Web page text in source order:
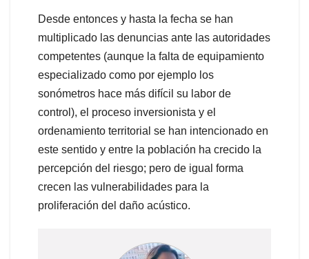
Desde entonces y hasta la fecha se han
multiplicado las denuncias ante las autoridades
competentes (aunque la falta de equipamiento
especializado como por ejemplo los
sonómetros hace más difícil su labor de
control), el proceso inversionista y el
ordenamiento territorial se han intencionado en
este sentido y entre la población ha crecido la
percepción del riesgo; pero de igual forma
crecen las vulnerabilidades para la
proliferación del daño acústico.